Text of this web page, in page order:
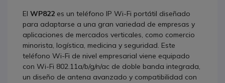
El WP822 es un teléfono IP Wi-Fi portátil diseñado
para adaptarse a una gran variedad de empresas y
aplicaciones de mercados verticales, como comercio
minorista, logística, medicina y seguridad. Este
teléfono Wi-Fi de nivel empresarial viene equipado
con Wi-Fi 802.11a/b/g/n/ac de doble banda integrada,
un diseño de antena avanzado y compatibilidad con